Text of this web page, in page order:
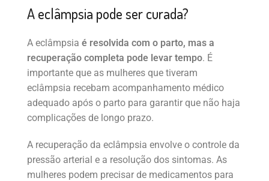
A eclâmpsia pode ser curada?
A eclâmpsia é resolvida com o parto, mas a
recuperação completa pode levar tempo. É
importante que as mulheres que tiveram
eclâmpsia recebam acompanhamento médico
adequado após o parto para garantir que não haja
complicações de longo prazo.
A recuperação da eclâmpsia envolve o controle da
pressão arterial e a resolução dos sintomas. As
mulheres podem precisar de medicamentos para